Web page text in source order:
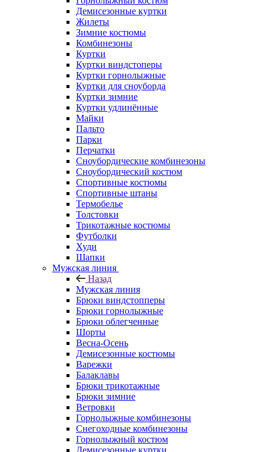
Демисезонные куртки
Жилеты
Зимние костюмы
Комбинезоны
Куртки
Куртки виндстоперы
Куртки горнолыжные
Куртки для сноуборда
Куртки зимние
Куртки удлинённые
Майки
Пальто
Парки
Перчатки
Сноубордические комбинезоны
Сноубордический костюм
Спортивные костюмы
Спортивные штаны
Термобелье
Толстовки
Трикотажные костюмы
Футболки
Худи
Шапки
Мужская линия
Назад
Мужская линия
Брюки виндстопперы
Брюки горнолыжные
Брюки облегченные
Шорты
Весна-Осень
Демисезонные костюмы
Варежки
Балаклавы
Брюки трикотажные
Брюки зимние
Ветровки
Горнолыжные комбинезоны
Снегоходные комбинезоны
Горнолыжный костюм
Демисезонные куртки